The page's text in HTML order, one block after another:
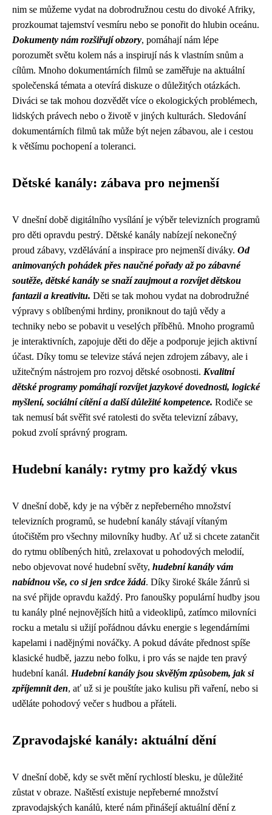
nim se můžeme vydat na dobrodružnou cestu do divoké Afriky,
prozkoumat tajemství vesmíru nebo se ponořit do hlubin oceánu.
Dokumenty nám rozšiřují obzory, pomáhají nám lépe
porozumět světu kolem nás a inspirují nás k vlastním snům a
cílům. Mnoho dokumentárních filmů se zaměřuje na aktuální
společenská témata a otevírá diskuze o důležitých otázkách.
Diváci se tak mohou dozvědět více o ekologických problémech,
lidských právech nebo o životě v jiných kulturách. Sledování
dokumentárních filmů tak může být nejen zábavou, ale i cestou
k většímu pochopení a toleranci.
Dětské kanály: zábava pro nejmenší
V dnešní době digitálního vysílání je výběr televizních programů
pro děti opravdu pestrý. Dětské kanály nabízejí nekonečný
proud zábavy, vzdělávání a inspirace pro nejmenší diváky. Od
animovaných pohádek přes naučné pořady až po zábavné
soutěže, dětské kanály se snaží zaujmout a rozvíjet dětskou
fantazii a kreativitu. Děti se tak mohou vydat na dobrodružné
výpravy s oblíbenými hrdiny, proniknout do tajů vědy a
techniky nebo se pobavit u veselých příběhů. Mnoho programů
je interaktivních, zapojuje děti do děje a podporuje jejich aktivní
účast. Díky tomu se televize stává nejen zdrojem zábavy, ale i
užitečným nástrojem pro rozvoj dětské osobnosti. Kvalitní
dětské programy pomáhají rozvíjet jazykové dovednosti, logické
myšlení, sociální cítění a další důležité kompetence. Rodiče se
tak nemusí bát svěřit své ratolesti do světa televizní zábavy,
pokud zvolí správný program.
Hudební kanály: rytmy pro každý vkus
V dnešní době, kdy je na výběr z nepřeberného množství
televizních programů, se hudební kanály stávají vítaným
útočištěm pro všechny milovníky hudby. Ať už si chcete zatančit
do rytmu oblíbených hitů, zrelaxovat u pohodových melodií,
nebo objevovat nové hudební světy, hudební kanály vám
nabídnou vše, co si jen srdce žádá. Díky široké škále žánrů si
na své přijde opravdu každý. Pro fanoušky populární hudby jsou
tu kanály plné nejnovějších hitů a videoklipů, zatímco milovníci
rocku a metalu si užijí pořádnou dávku energie s legendárními
kapelami i nadějnými nováčky. A pokud dáváte přednost spíše
klasické hudbě, jazzu nebo folku, i pro vás se najde ten pravý
hudební kanál. Hudební kanály jsou skvělým způsobem, jak si
zpříjemnit den, ať už si je pouštíte jako kulisu při vaření, nebo si
uděláte pohodový večer s hudbou a přáteli.
Zpravodajské kanály: aktuální dění
V dnešní době, kdy se svět mění rychlostí blesku, je důležité
zůstat v obraze. Naštěstí existuje nepřeberné množství
zpravodajských kanálů, které nám přinášejí aktuální dění z